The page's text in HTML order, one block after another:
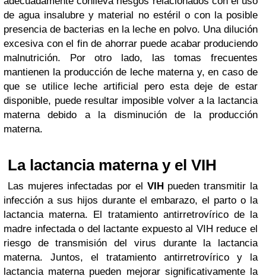
de agua insalubre y material no estéril o con la posible
presencia de bacterias en la leche en polvo. Una dilución
excesiva con el fin de ahorrar puede acabar produciendo
malnutrición. Por otro lado, las tomas frecuentes
mantienen la producción de leche materna y, en caso de
que se utilice leche artificial pero esta deje de estar
disponible, puede resultar imposible volver a la lactancia
materna debido a la disminución de la producción
materna.
La lactancia materna y el VIH
Las mujeres infectadas por el VIHpueden transmitir la
infección a sus hijos durante el embarazo, el parto o la
lactancia materna. El tratamiento antirretrovírico de la
madre infectada o del lactante expuesto al VIH reduce el
riesgo de transmisión del virus durante la lactancia
materna. Juntos, el tratamiento antirretrovírico y la
lactancia materna pueden mejorar significativamente la